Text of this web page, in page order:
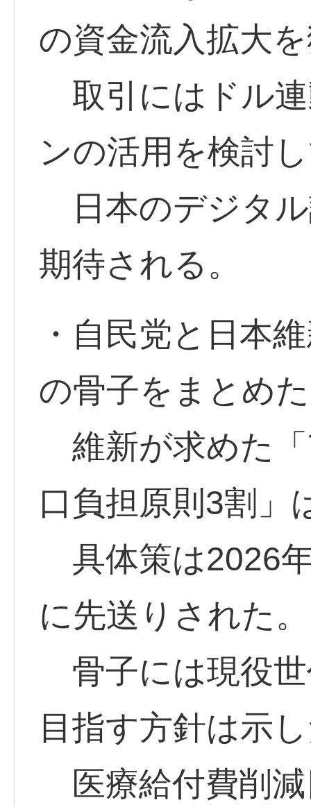
の資金流入拡大
取引にはドル
ンの活用を検討
日本のデジタ
期待される。
・自民党と日本
の骨子をまとめ
維新が求めた
口負担原則3割」
具体策は2026
に先送りされた。
骨子には現役世
目指す方針は示
医療給付費削